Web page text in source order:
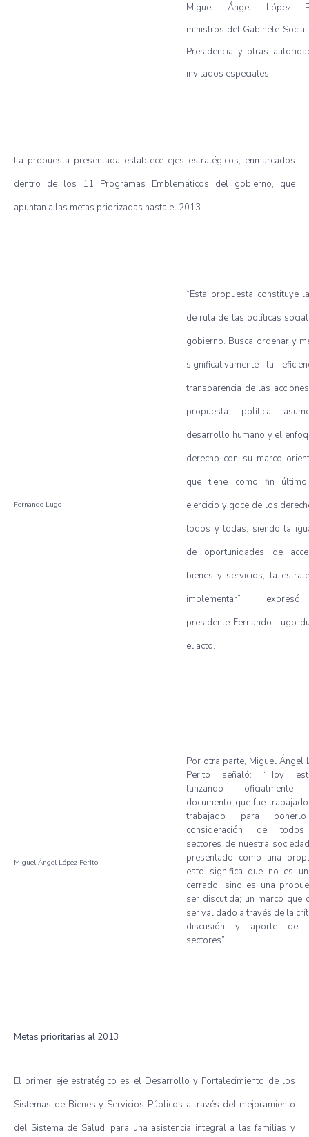
Miguel Ángel López
ministros del Gabinete
Presidencia y otras
invitados especiales.
La propuesta presentada establece ejes estratégicos, enmarcados
dentro de los 11 Programas Emblemáticos del gobierno, que
apuntan a las metas priorizadas hasta el 2013.
Fernando Lugo
“Esta propuesta constituye
de ruta de las políticas
gobierno. Busca ordenar y
significativamente la
transparencia de las
propuesta política
desarrollo humano y el
derecho con su marco
que tiene como fin
ejercicio y goce de los
todos y todas, siendo la
de oportunidades de
bienes y servicios, la
implementar”,
presidente Fernando Lugo
el acto.
Miguel Ángel López Perito
Por otra parte, Miguel Ángel
Perito señaló: “Hoy
lanzando oficialmente
documento que fue
trabajado para
consideración de
sectores de nuestra
presentado como una
esto significa que no es
cerrado, sino es una
ser discutida; un marco que
ser validado a través de la
discusión y aporte de
sectores”.
Metas prioritarias al 2013
El primer eje estratégico es el Desarrollo y Fortalecimiento de los
Sistemas de Bienes y Servicios Públicos a través del mejoramiento
del Sistema de Salud, para una asistencia integral a las familias y